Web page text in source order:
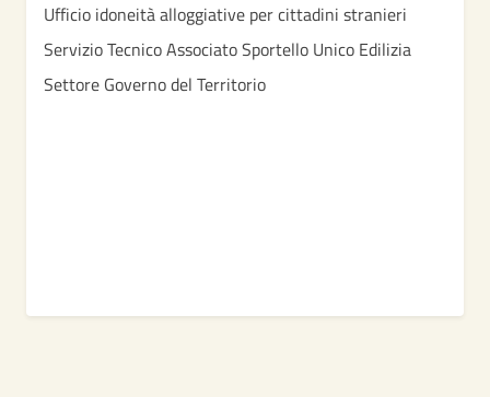
Ufficio idoneità alloggiative per cittadini stranieri
Servizio Tecnico Associato Sportello Unico Edilizia
Settore Governo del Territorio